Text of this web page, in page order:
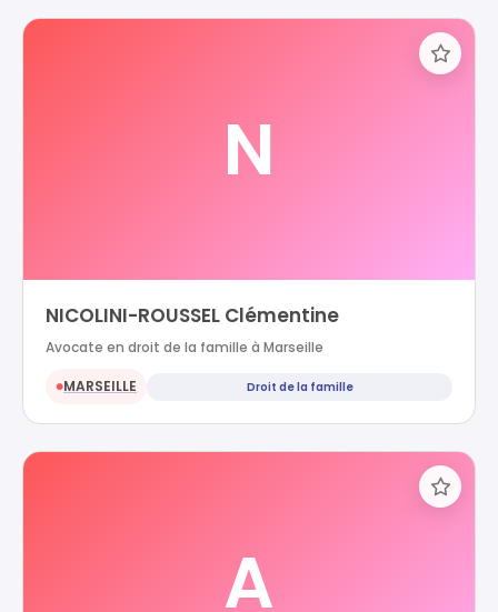
N
NICOLINI-ROUSSEL Clémentine
Avocate en droit de la famille à Marseille
●MARSEILLE Droit de la famille
A